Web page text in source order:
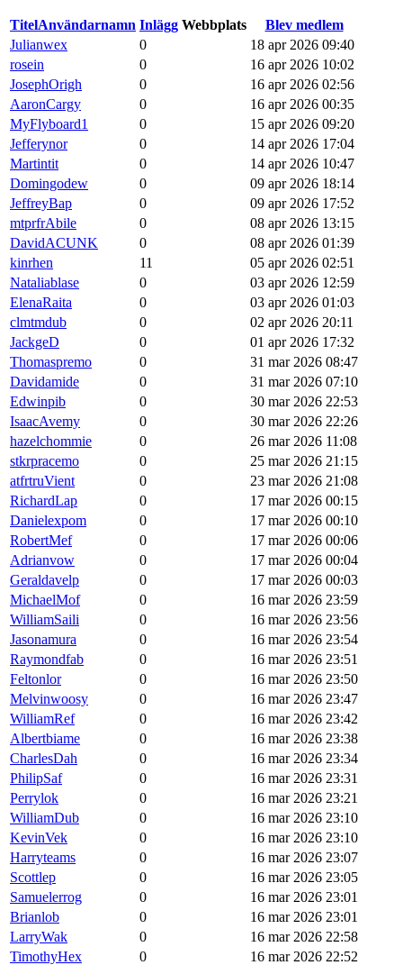
TitelAnvändarnamn Inlägg Webbplats
Blev medlem
Julianwex
0
18 apr 2026 09:40
rosein
0
16 apr 2026 10:02
JosephOrigh
0
16 apr 2026 02:56
AaronCargy
0
16 apr 2026 00:35
MyFlyboard1
0
15 apr 2026 09:20
Jefferynor
0
14 apr 2026 17:04
Martintit
0
14 apr 2026 10:47
Domingodew
0
09 apr 2026 18:14
JeffreyBap
0
09 apr 2026 17:52
mtprfrAbile
0
08 apr 2026 13:15
DavidACUNK
0
08 apr 2026 01:39
kinrhen
11
05 apr 2026 02:51
Nataliablase
0
03 apr 2026 12:59
ElenaRaita
0
03 apr 2026 01:03
clmtmdub
0
02 apr 2026 20:11
JackgeD
0
01 apr 2026 17:32
Thomaspremo
0
31 mar 2026 08:47
Davidamide
0
31 mar 2026 07:10
Edwinpib
0
30 mar 2026 22:53
IsaacAvemy
0
30 mar 2026 22:26
hazelchommie
0
26 mar 2026 11:08
stkrpracemo
0
25 mar 2026 21:15
atfrtruVient
0
23 mar 2026 21:08
RichardLap
0
17 mar 2026 00:15
Danielexpom
0
17 mar 2026 00:10
RobertMef
0
17 mar 2026 00:06
Adrianvow
0
17 mar 2026 00:04
Geraldavelp
0
17 mar 2026 00:03
MichaelMof
0
16 mar 2026 23:59
WilliamSaili
0
16 mar 2026 23:56
Jasonamura
0
16 mar 2026 23:54
Raymondfab
0
16 mar 2026 23:51
Feltonlor
0
16 mar 2026 23:50
Melvinwoosy
0
16 mar 2026 23:47
WilliamRef
0
16 mar 2026 23:42
Albertbiame
0
16 mar 2026 23:38
CharlesDah
0
16 mar 2026 23:34
PhilipSaf
0
16 mar 2026 23:31
Perrylok
0
16 mar 2026 23:21
WilliamDub
0
16 mar 2026 23:10
KevinVek
0
16 mar 2026 23:10
Harryteams
0
16 mar 2026 23:07
Scottlep
0
16 mar 2026 23:05
Samuelerrog
0
16 mar 2026 23:01
Brianlob
0
16 mar 2026 23:01
LarryWak
0
16 mar 2026 22:58
TimothyHex
0
16 mar 2026 22:52